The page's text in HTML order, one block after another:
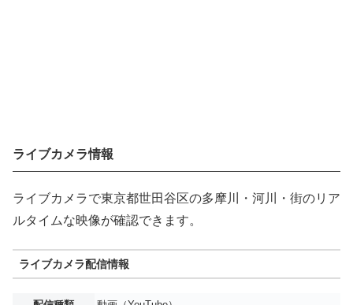
ライブカメラ情報
ライブカメラで東京都世田谷区の多摩川・河川・街のリア
ルタイムな映像が確認できます。
ライブカメラ配信情報